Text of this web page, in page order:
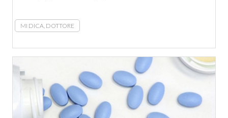
MI DICA, DOTTORE